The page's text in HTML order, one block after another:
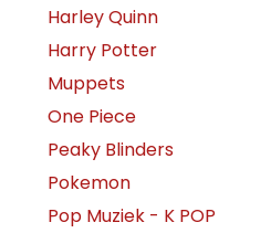
Harley Quinn
Harry Potter
Muppets
One Piece
Peaky Blinders
Pokemon
Pop Muziek - K POP